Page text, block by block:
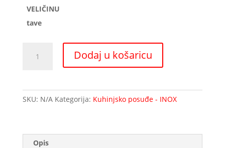
VELIČINU
tave
Dodaj u košaricu
SKU: N/A Kategorija: Kuhinjsko posuđe - INOX
Opis